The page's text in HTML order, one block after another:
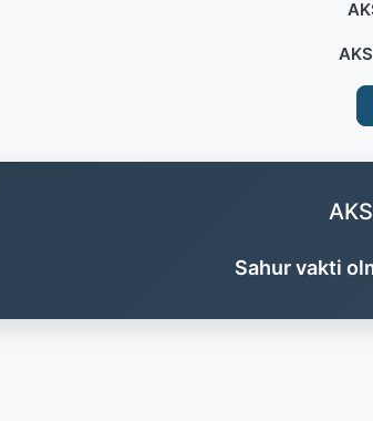
Sahur vakti